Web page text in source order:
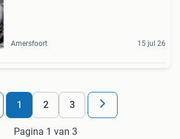
Amersfoort 15 jul 26
1 2 3
Pagina 1 van 3